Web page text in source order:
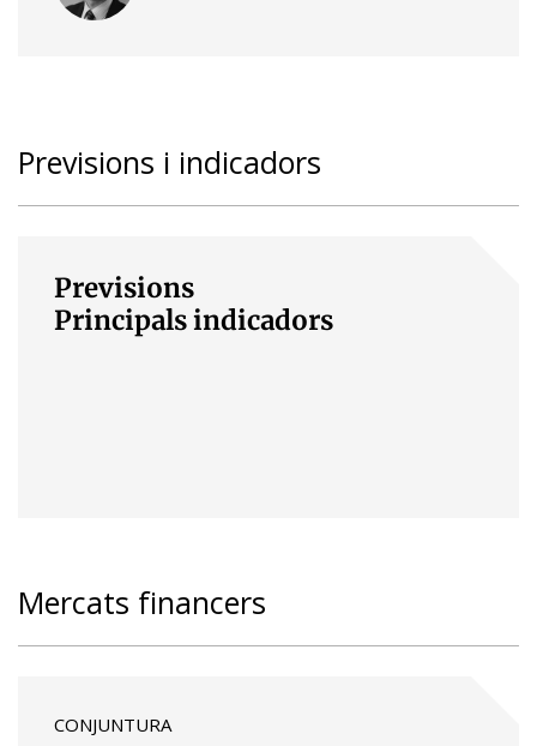
Previsions i indicadors
Previsions
Principals indicadors
Mercats financers
CONJUNTURA